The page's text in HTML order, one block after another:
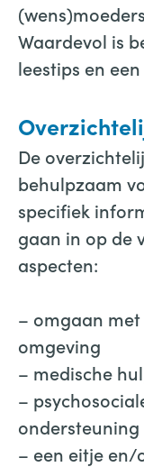
Waardevol is
leestips en
De
behulpzaam
specifiek
gaan in op de
– omgaan
omgeving
–
–
– een eitje en/